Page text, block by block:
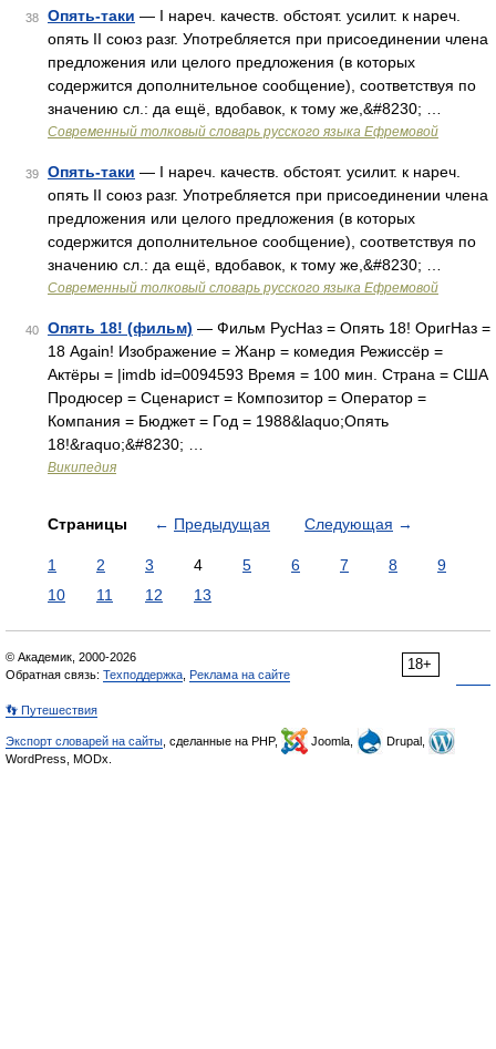
38 Опять-таки — I нареч. качеств. обстоят. усилит. к нареч.
опять II союз разг. Употребляется при присоединении члена
предложения или целого предложения (в которых
содержится дополнительное сообщение), соответствуя по
значению сл.: да ещё, вдобавок, к тому же,&#8230; …
Современный толковый словарь русского языка Ефремовой
39 Опять-таки — I нареч. качеств. обстоят. усилит. к нареч.
опять II союз разг. Употребляется при присоединении члена
предложения или целого предложения (в которых
содержится дополнительное сообщение), соответствуя по
значению сл.: да ещё, вдобавок, к тому же,&#8230; …
Современный толковый словарь русского языка Ефремовой
40 Опять 18! (фильм) — Фильм РусНаз = Опять 18! ОригНаз =
18 Again! Изображение = Жанр = комедия Режиссёр =
Актёры = |imdb id=0094593 Время = 100 мин. Страна = США
Продюсер = Сценарист = Композитор = Оператор =
Компания = Бюджет = Год = 1988&laquo;Опять
18!&raquo;&#8230; …
Википедия
Страницы ← Предыдущая Следующая →
1 2 3 4 5 6 7 8
9
10
11 12 13
18+
© Академик, 2000-2026
Обратная связь: Техподдержка Реклама на сайте
👣 Путешествия
Экспорт словарей на сайты , сделанные на PHP, Joomla,
Drupal,
WordPress, MODx.